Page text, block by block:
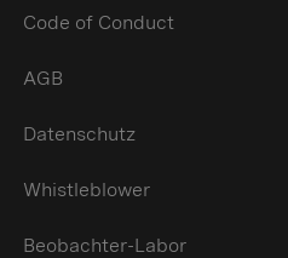
Code of Conduct
AGB
Datenschutz
Whistleblower
Beobachter-Labor